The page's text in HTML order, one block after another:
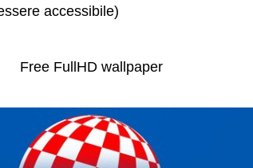
accessibile)
Free FullHD wallpaper